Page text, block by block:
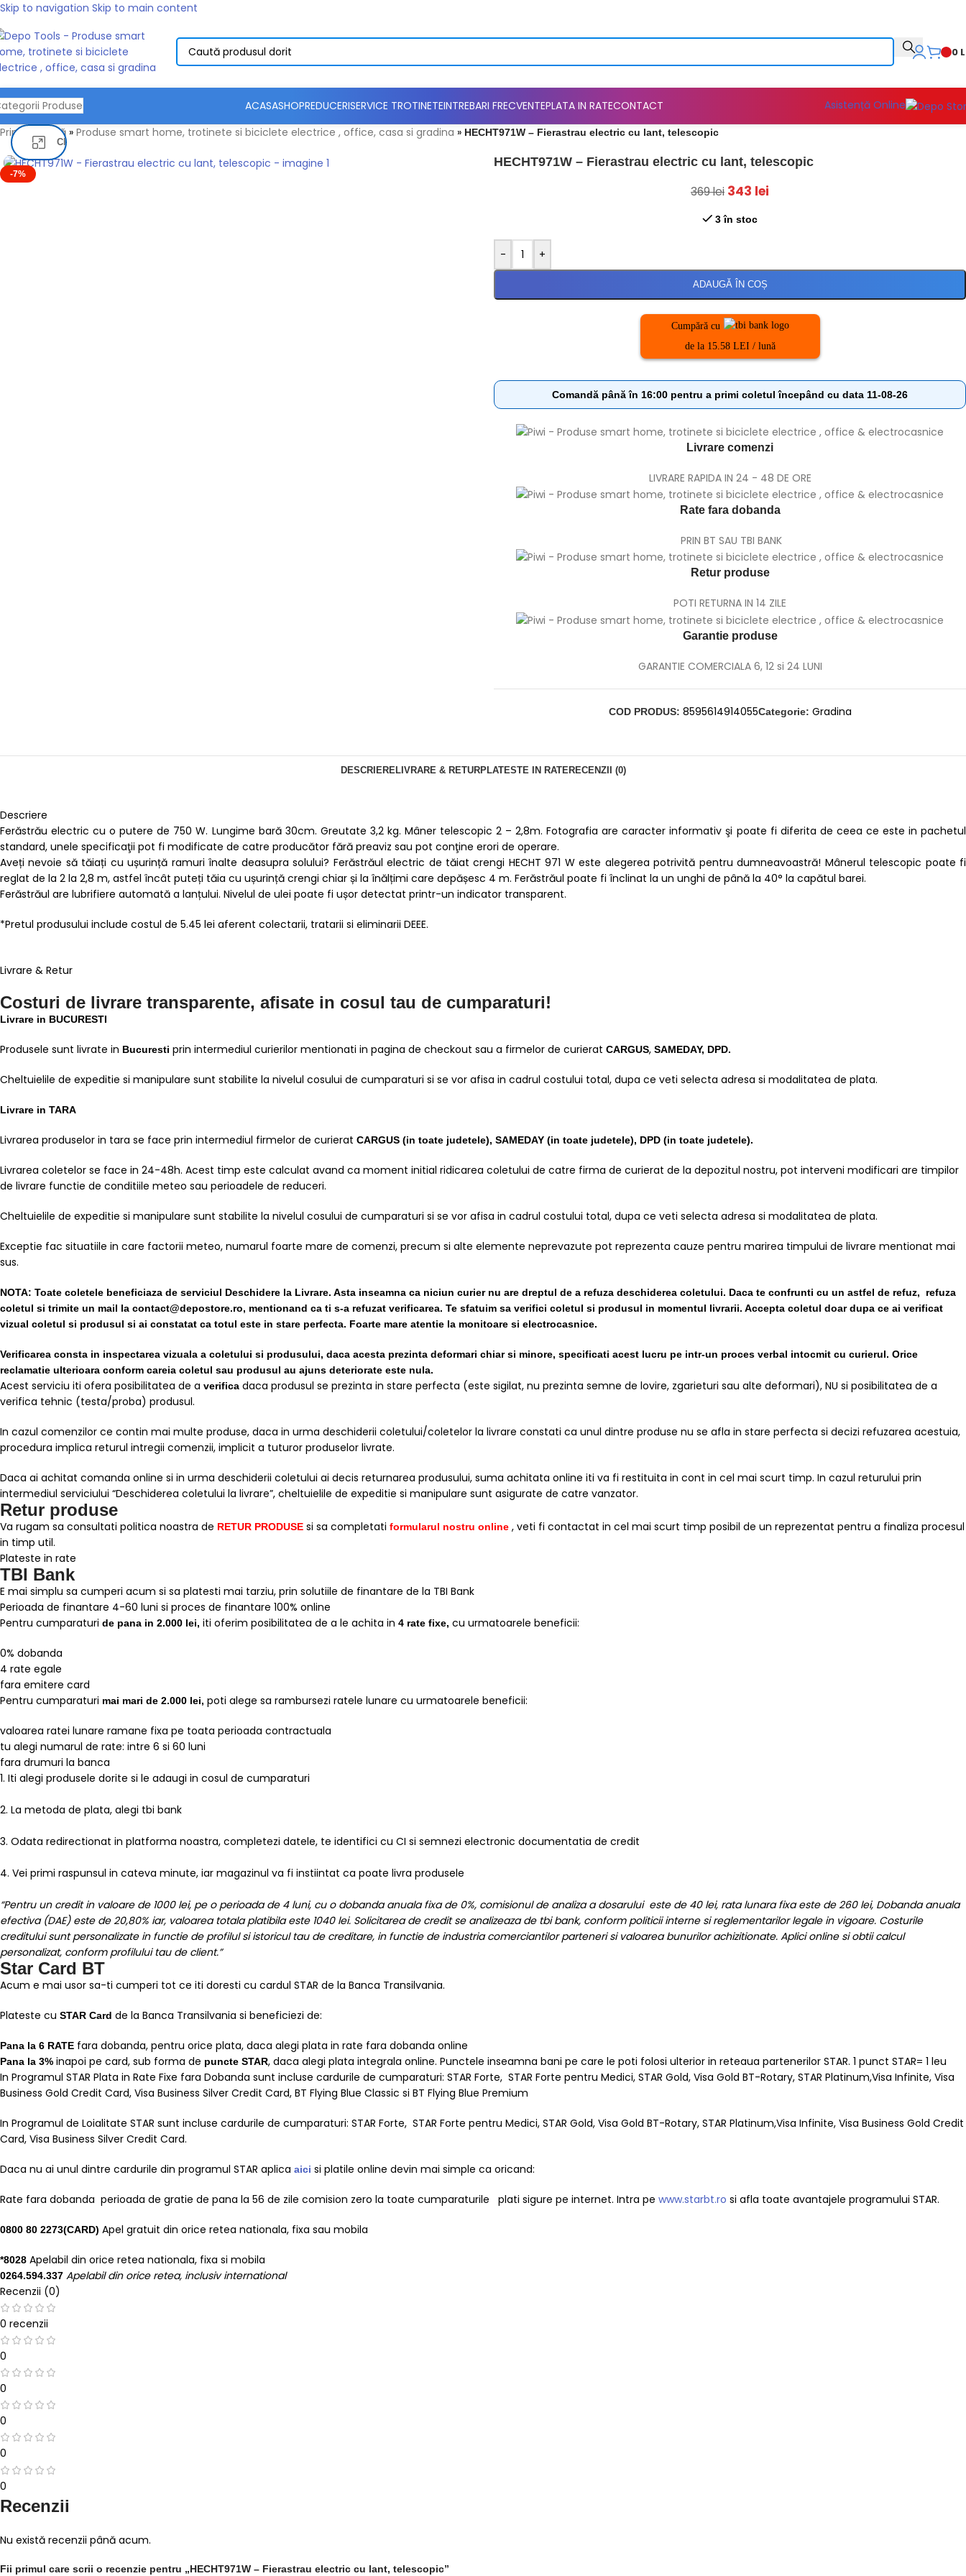
Skip to navigation Skip to main content
0
Produse ACASASHOPREDUCERISERVICE TROTINETEINTREBARI FRECVENTEPLATA IN RATECONTACT
Asistență Online
Prima pagină » Produse smart home, trotinete si biciclete electrice , office, casa si gradina » HECHT971W – Fierastrau electric cu lant, telescopic
-7%
Click pentru a mari
HECHT971W – Fierastrau electric cu lant, telescopic
369lei 343 lei
3 în stoc
- +
ADAUGĂ ÎN COȘ
Cumpără cu
de la 15.58 LEI / lună
Comandă până în 16:00 pentru a primi coletul începând cu data 11-08-26
Livrare comenzi
LIVRARE RAPIDA IN 24 - 48 DE ORE
Rate fara dobanda
PRIN BT SAU TBI BANK
Retur produse
POTI RETURNA IN 14 ZILE
Garantie produse
GARANTIE COMERCIALA 6, 12 si 24 LUNI
COD PRODUS: 8595614914055Categorie: Gradina
DESCRIERELIVRARE & RETURPLATESTE IN RATERECENZII (0)
Descriere
Ferăstrău electric cu o putere de 750 W. Lungime bară 30cm. Greutate 3,2 kg. Mâner telescopic 2 – 2,8m. Fotografia are caracter informativ şi poate fi diferita de ceea ce este in pachetul
standard, unele specificaţii pot fi modificate de catre producător fără preaviz sau pot conţine erori de operare.
Aveți nevoie să tăiați cu ușurință ramuri înalte deasupra solului? Ferăstrăul electric de tăiat crengi HECHT 971 W este alegerea potrivită pentru dumneavoastră! Mânerul telescopic poate fi
reglat de la 2 la 2,8 m, astfel încât puteți tăia cu ușurință crengi chiar și la înălțimi care depășesc 4 m. Ferăstrăul poate fi înclinat la un unghi de până la 40° la capătul barei.
Ferăstrăul are lubrifiere automată a lanțului. Nivelul de ulei poate fi ușor detectat printr-un indicator transparent.
*Pretul produsului include costul de 5.45 lei aferent colectarii, tratarii si eliminarii DEEE.
Livrare & Retur
Costuri de livrare transparente, afisate in cosul tau de cumparaturi!
Livrare in BUCURESTI
Produsele sunt livrate in Bucuresti prin intermediul curierilor mentionati in pagina de checkout sau a firmelor de curierat CARGUS, SAMEDAY, DPD.
Cheltuielile de expeditie si manipulare sunt stabilite la nivelul cosului de cumparaturi si se vor afisa in cadrul costului total, dupa ce veti selecta adresa si modalitatea de plata.
Livrare in TARA
Livrarea produselor in tara se face prin intermediul firmelor de curierat CARGUS (in toate judetele), SAMEDAY (in toate judetele), DPD (in toate judetele).
Livrarea coletelor se face in 24-48h. Acest timp este calculat avand ca moment initial ridicarea coletului de catre firma de curierat de la depozitul nostru, pot interveni modificari are timpilor
de livrare functie de conditiile meteo sau perioadele de reduceri.
Cheltuielile de expeditie si manipulare sunt stabilite la nivelul cosului de cumparaturi si se vor afisa in cadrul costului total, dupa ce veti selecta adresa si modalitatea de plata.
Exceptie fac situatiile in care factorii meteo, numarul foarte mare de comenzi, precum si alte elemente neprevazute pot reprezenta cauze pentru marirea timpului de livrare mentionat mai
sus.
NOTA: Toate coletele beneficiaza de serviciul Deschidere la Livrare. Asta inseamna ca niciun curier nu are dreptul de a refuza deschiderea coletului. Daca te confrunti cu un astfel de refuz, refuza
coletul si trimite un mail la contact@depostore.ro, mentionand ca ti s-a refuzat verificarea. Te sfatuim sa verifici coletul si produsul in momentul livrarii. Accepta coletul doar dupa ce ai verificat
vizual coletul si produsul si ai constatat ca totul este in stare perfecta. Foarte mare atentie la monitoare si electrocasnice.
Verificarea consta in inspectarea vizuala a coletului si produsului, daca acesta prezinta deformari chiar si minore, specificati acest lucru pe intr-un proces verbal intocmit cu curierul. Orice
reclamatie ulterioara conform careia coletul sau produsul au ajuns deteriorate este nula.
Acest serviciu iti ofera posibilitatea de a verifica daca produsul se prezinta in stare perfecta (este sigilat, nu prezinta semne de lovire, zgarieturi sau alte deformari), NU si posibilitatea de a
verifica tehnic (testa/proba) produsul.
In cazul comenzilor ce contin mai multe produse, daca in urma deschiderii coletului/coletelor la livrare constati ca unul dintre produse nu se afla in stare perfecta si decizi refuzarea acestuia,
procedura implica returul intregii comenzii, implicit a tuturor produselor livrate.
Daca ai achitat comanda online si in urma deschiderii coletului ai decis returnarea produsului, suma achitata online iti va fi restituita in cont in cel mai scurt timp. In cazul returului prin
intermediul serviciului “Deschiderea coletului la livrare”, cheltuielile de expeditie si manipulare sunt asigurate de catre vanzator.
Retur produse
Va rugam sa consultati politica noastra de RETUR PRODUSE si sa completati formularul nostru online , veti fi contactat in cel mai scurt timp posibil de un reprezentat pentru a finaliza procesul
in timp util.
Plateste in rate
TBI Bank
E mai simplu sa cumperi acum si sa platesti mai tarziu, prin solutiile de finantare de la TBI Bank
Perioada de finantare 4-60 luni si proces de finantare 100% online
Pentru cumparaturi de pana in 2.000 lei, iti oferim posibilitatea de a le achita in 4 rate fixe, cu urmatoarele beneficii:
0% dobanda
4 rate egale
fara emitere card
Pentru cumparaturi mai mari de 2.000 lei, poti alege sa rambursezi ratele lunare cu urmatoarele beneficii:
valoarea ratei lunare ramane fixa pe toata perioada contractuala
tu alegi numarul de rate: intre 6 si 60 luni
fara drumuri la banca
1. Iti alegi produsele dorite si le adaugi in cosul de cumparaturi
2. La metoda de plata, alegi tbi bank
3. Odata redirectionat in platforma noastra, completezi datele, te identifici cu CI si semnezi electronic documentatia de credit
4. Vei primi raspunsul in cateva minute, iar magazinul va fi instiintat ca poate livra produsele
“Pentru un credit in valoare de 1000 lei, pe o perioada de 4 luni, cu o dobanda anuala fixa de 0%, comisionul de analiza a dosarului este de 40 lei, rata lunara fixa este de 260 lei, Dobanda anuala
efectiva (DAE) este de 20,80% iar, valoarea totala platibila este 1040 lei. Solicitarea de credit se analizeaza de tbi bank, conform politicii interne si reglementarilor legale in vigoare. Costurile
creditului sunt personalizate in functie de profilul si istoricul tau de creditare, in functie de industria comerciantilor parteneri si valoarea bunurilor achizitionate. Aplici online si obtii calcul
personalizat, conform profilului tau de client.”
Star Card BT
Acum e mai usor sa-ti cumperi tot ce iti doresti cu cardul STAR de la Banca Transilvania.
Plateste cu STAR Card de la Banca Transilvania si beneficiezi de:
Pana la 6 RATE fara dobanda, pentru orice plata, daca alegi plata in rate fara dobanda online
Pana la 3% inapoi pe card, sub forma de puncte STAR, daca alegi plata integrala online. Punctele inseamna bani pe care le poti folosi ulterior in reteaua partenerilor STAR. 1 punct STAR= 1 leu
In Programul STAR Plata in Rate Fixe fara Dobanda sunt incluse cardurile de cumparaturi: STAR Forte, STAR Forte pentru Medici, STAR Gold, Visa Gold BT-Rotary, STAR Platinum,Visa Infinite, Visa
Business Gold Credit Card, Visa Business Silver Credit Card, BT Flying Blue Classic si BT Flying Blue Premium
In Programul de Loialitate STAR sunt incluse cardurile de cumparaturi: STAR Forte, STAR Forte pentru Medici, STAR Gold, Visa Gold BT-Rotary, STAR Platinum,Visa Infinite, Visa Business Gold Credit
Card, Visa Business Silver Credit Card.
Daca nu ai unul dintre cardurile din programul STAR aplica aici si platile online devin mai simple ca oricand:
Rate fara dobanda perioada de gratie de pana la 56 de zile comision zero la toate cumparaturile plati sigure pe internet. Intra pe www.starbt.ro si afla toate avantajele programului STAR.
0800 80 2273(CARD) Apel gratuit din orice retea nationala, fixa sau mobila
*8028 Apelabil din orice retea nationala, fixa si mobila
0264.594.337 Apelabil din orice retea, inclusiv international
Recenzii (0)
0 recenzii
0
0
0
0
0
Recenzii
Nu există recenzii până acum.
Fii primul care scrii o recenzie pentru „HECHT971W – Fierastrau electric cu lant, telescopic”